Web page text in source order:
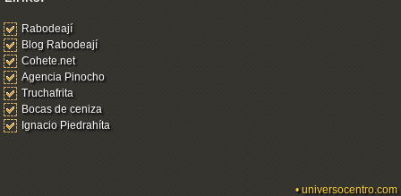
Rabodeají
Blog Rabodeají
Cohete.net
Agencia Pinocho
Truchafrita
Bocas de ceniza
Ignacio Piedrahíta
•universocentro.com